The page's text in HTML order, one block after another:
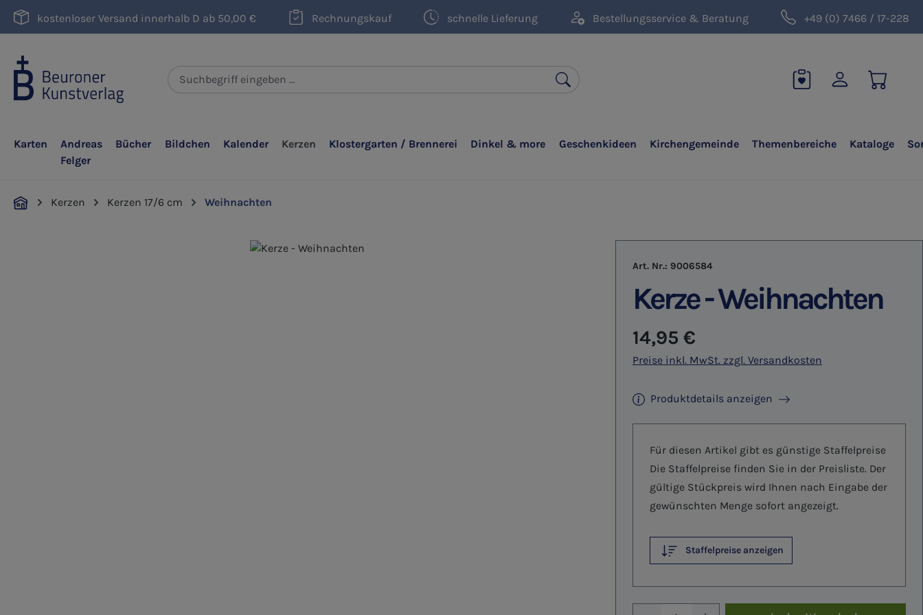
Hauptinhalt springen
Zur Suche springen
Zur Hauptnavigation springen
kostenloser Versand innerhalb D ab 50,00 € Rechnungskauf schnelle Lieferung Bestellungsservice & Beratung +49 (0) 7466 / 17-228
Karten
Andreas
Felger
Bücher Bildchen Kalender Kerzen Klostergarten / Brennerei Dinkel & more Geschenkideen Kirchengemeinde Themenbereiche Kataloge
Kerzen Kerzen 17/6 cm Weihnachten
Art. Nr.: 9006584
Kerze - Weihnachten
Regulärer Preis:
14,95 €
Preise inkl. MwSt. zzgl. Versandkosten
Produktdetails anzeigen
Für diesen Artikel gibt es günstige Staffelpreise
Die Staffelpreise finden Sie in der Preisliste. Der
gültige Stückpreis wird Ihnen nach Eingabe der
gewünschten Menge sofort angezeigt.
Staffelpreise anzeigen